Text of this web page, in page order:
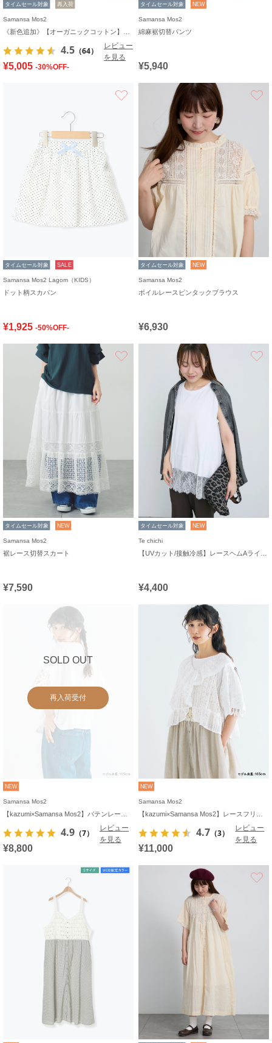
タイムセール対象 再入荷
Samansa Mos2
4.5 （64）
レビュー
を見る
¥5,005 -30%OFF-
タイムセール対象 NEW
Samansa Mos2
綿麻裾切替パンツ
¥5,940
タイムセール対象 SALE
Samansa Mos2 Lagom（KIDS）
ドット柄スカパン
¥1,925 -50%OFF-
タイムセール対象 NEW
Samansa Mos2
ボイルレースピンタックブラウス
¥6,930
タイムセール対象 NEW
Samansa Mos2
裾レース切替スカート
¥7,590
タイムセール対象 NEW
Te chichi
¥4,400
SOLD OUT
再入荷受付
NEW
Samansa Mos2
4.9 （7）
レビュー
を見る
¥8,800
NEW
Samansa Mos2
4.7 （3）
レビュー
を見る
¥11,000